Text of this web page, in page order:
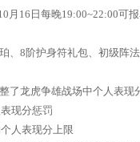
16日每晚19:00~22:00可
、8阶护身符礼包、初级阵
了龙虎争雄战场中个人表现
现分惩罚
人表现分上限